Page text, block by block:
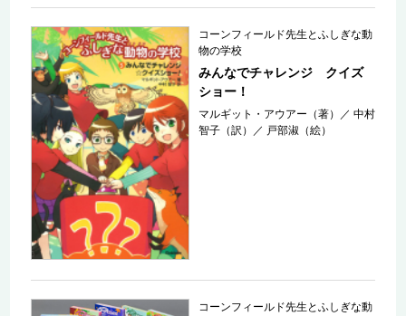
コーンフィールド先生とふしぎな動
物の学校
みんなでチャレンジ クイズ
ショー！
マルギット・アウアー（著） ／中村
智子（訳）
／ 戸部淑（絵）
コーンフィールド先生とふしぎな動